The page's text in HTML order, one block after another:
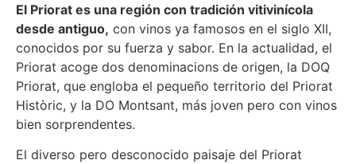
El Priorat es una región con tradición vitivinícola
desde antiguo, con vinos ya famosos en el siglo XII,
conocidos por su fuerza y sabor. En la actualidad, el
Priorat acoge dos denominacions de origen, la DOQ
Priorat, que engloba el pequeño territorio del Priorat
Històric, y la DO Montsant, más joven pero con vinos
bien sorprendentes.
El diverso pero desconocido paisaje del Priorat